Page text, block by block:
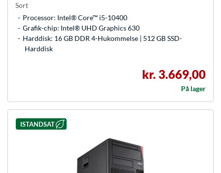
Sort
Processor: Intel® Core™ i5-10400
Grafik-chip: Intel® UHD Graphics 630
Harddisk: 16 GB DDR 4-Hukommelse | 512 GB SSD-
Harddisk
kr. 3.669,00
På lager
ISTANDSAT